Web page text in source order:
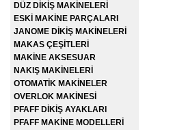
DÜZ DİKİŞ MAKİNELERİ
ESKİ MAKİNE PARÇALARI
JANOME DİKİŞ MAKİNELERİ
MAKAS ÇEŞİTLERİ
MAKİNE AKSESUAR
NAKIŞ MAKİNELERİ
OTOMATİK MAKİNELER
OVERLOK MAKİNESİ
PFAFF DİKİŞ AYAKLARI
PFAFF MAKİNE MODELLERİ